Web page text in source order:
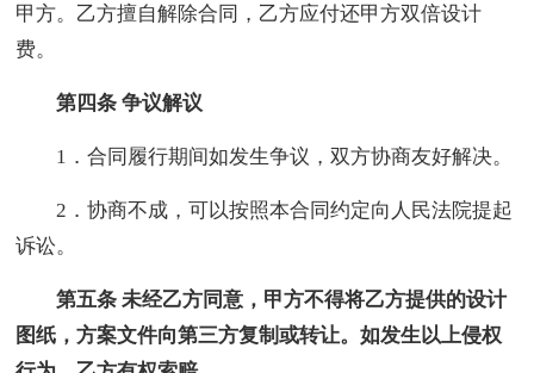
甲方。乙方擅自解除合同，乙方应付还甲方双倍设计
费。
第四条 争议解议
1．合同履行期间如发生争议，双方协商友好解决。
2．协商不成，可以按照本合同约定向人民法院提起
诉讼。
第五条 未经乙方同意，甲方不得将乙方提供的设计
图纸，方案文件向第三方复制或转让。如发生以上侵权